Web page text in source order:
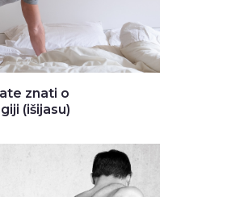
znati o
(išijasu)